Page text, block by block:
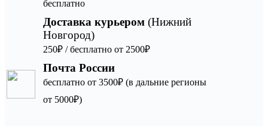
бесплатно
Доставка курьером (Нижний
Новгород)
250₽ / бесплатно от 2500₽
Почта России
бесплатно от 3500₽ (в дальние регионы
от 5000₽)